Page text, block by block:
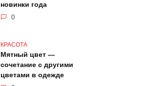
новинки года
0
КРАСОТА
Мятный цвет —
сочетание с другими
цветами в одежде